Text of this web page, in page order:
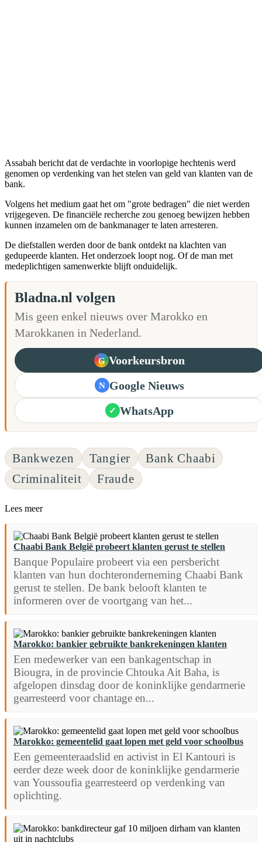
Assabah bericht dat de verdachte in voorlopige hechtenis werd
genomen op verdenking van het stelen van geld van klanten van de
bank.
Volgens het medium gaat het om "grote bedragen" die niet werden
vrijgegeven. De financiële recherche zou genoeg bewijzen hebben
kunnen inzamelen om de bankmanager te laten arresteren.
De diefstallen werden door de bank ontdekt na klachten van
gedupeerde klanten. Het onderzoek loopt nog. Of de man met
medeplichtigen samenwerkte blijft onduidelijk.
Bladna.nl volgen
Mis geen enkel nieuws over Marokko en
Marokkanen in Nederland.
G Voorkeursbron
N Google Nieuws
✓ WhatsApp
Bankwezen Tangier
Bank Chaabi
Criminaliteit
Fraude
Lees meer
Chaabi Bank België probeert klanten gerust te stellen
Banque Populaire probeert via een persbericht
klanten van hun dochteronderneming Chaabi Bank
gerust te stellen. De bank belooft klanten te
informeren over de voortgang van het...
Marokko: bankier gebruikte bankrekeningen klanten
Een medewerker van een bankagentschap in
Biougra, in de provincie Chtouka Ait Baha, is
afgelopen dinsdag door de koninklijke gendarmerie
gearresteerd voor chantage en...
Marokko: gemeentelid gaat lopen met geld voor schoolbus
Een gemeenteraadslid en activist in El Kantouri is
eerder deze week door de koninklijke gendarmerie
van Youssoufia gearresteerd op verdenking van
oplichting.